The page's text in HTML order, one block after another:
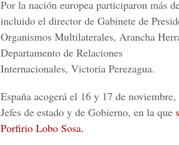
Por la nación europea participaron más
incluido el director de Gabinete de
Organismos Multilaterales, Arancha
Departamento de Relaciones
Internacionales, Victoria Perezagua.
España acogerá el 16 y 17 de
Jefes de estado y de Gobierno, en la que
Porfirio Lobo Sosa.